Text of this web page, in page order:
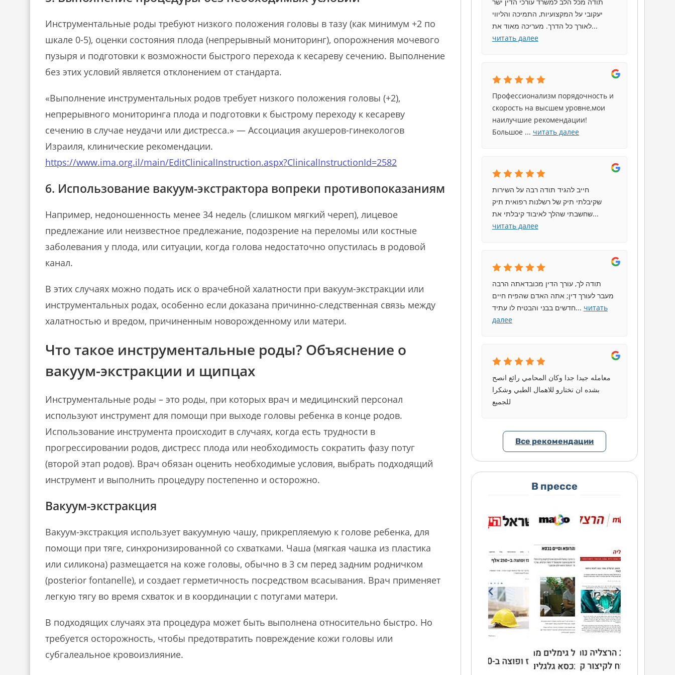
Инструментальные роды требуют низкого положения головы в тазу (как минимум +2 по
шкале 0-5), оценки состояния плода (непрерывный мониторинг), опорожнения мочевого
пузыря и подготовки к возможности быстрого перехода к кесареву сечению. Выполнение
без этих условий является отклонением от стандарта.
«Выполнение инструментальных родов требует низкого положения головы (+2),
непрерывного мониторинга плода и подготовки к быстрому переходу к кесареву
сечению в случае неудачи или дистресса.» — Ассоциация акушеров-гинекологов
Израиля, клинические рекомендации.
https://www.ima.org.il/main/EditClinicalInstruction.aspx?ClinicalInstructionId=2582
6. Использование вакуум-экстрактора вопреки противопоказаниям
Например, недоношенность менее 34 недель (слишком мягкий череп), лицевое
предлежание или неизвестное предлежание, подозрение на переломы или костные
заболевания у плода, или ситуации, когда голова недостаточно опустилась в родовой
канал.
В этих случаях можно подать иск о врачебной халатности при вакуум-экстракции или
инструментальных родах, особенно если доказана причинно-следственная связь между
халатностью и вредом, причиненным новорожденному или матери.
Что такое инструментальные роды? Объяснение о
вакуум-экстракции и щипцах
Инструментальные роды – это роды, при которых врач и медицинский персонал
используют инструмент для помощи при выходе головы ребенка в конце родов.
Использование инструмента происходит в случаях, когда есть трудности в
прогрессировании родов, дистресс плода или необходимость сократить фазу потуг
(второй этап родов). Врач обязан оценить необходимые условия, выбрать подходящий
инструмент и выполнить процедуру постепенно и осторожно.
Вакуум-экстракция
Вакуум-экстракция использует вакуумную чашу, прикрепляемую к голове ребенка, для
помощи при тяге, синхронизированной со схватками. Чаша (мягкая чашка из пластика
или силикона) размещается на коже головы, обычно в 3 см перед задним родничком
(posterior fontanelle), и создает герметичность посредством всасывания. Врач применяет
легкую тягу во время схваток и в координации с потугами матери.
В подходящих случаях эта процедура может быть выполнена относительно быстро. Но
требуется осторожность, чтобы предотвратить повреждение кожи головы или
субгалеальное кровоизлияние.
תודה מכל הלב למשרד עורכי הדין ישר
יעקובי על המקצועיות, התמיכה והליווי
לאורך כל הדרך. מעריכה מאוד את...
читать далее
Профессионализм порядочность и
скорость на высшем уровне,мои
наилучшие рекомендации!
Большое ... читать далее
חייב להגיד תודה רבה על השירות
שקיבלתי תיק של רשלנות רפואית תיק
שחשבתי שהלך לאיבוד קיבלתי את...
читать далее
תודה לך, עורך הדין מכובדאתה הרבה
מעבר לעורך דין; אתה האדם שהפיח חיים
חדשים בבני והבטיח לו עתיד... читать
далее
معامله جيدا جدا وكان المحامي رائع انصح
بشده ان تختارو للاهمال الطبي وشكرا
للجميع
Все рекомендации
В прессе